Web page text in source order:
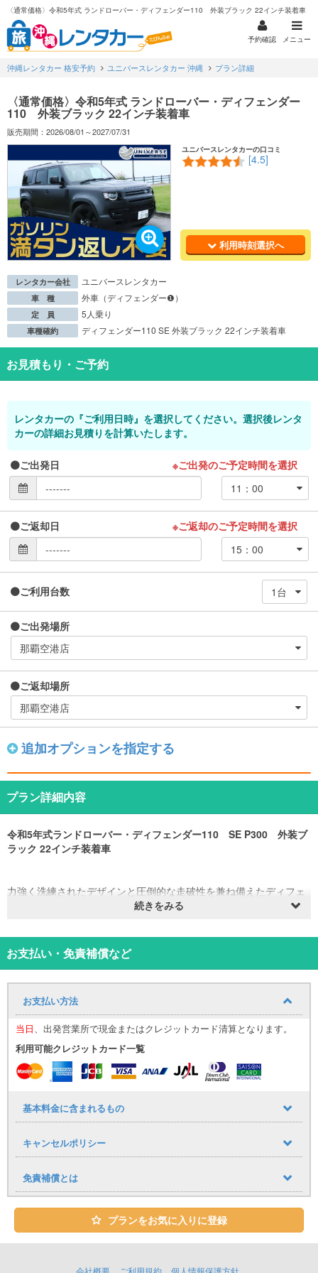
〈通常価格〉令和5年式 ランドローバー・ディフェンダー110 外装ブラック 22インチ装着車
予約確認 メニュー
沖縄レンタカー 格安予約 ユニバースレンタカー 沖縄 プラン詳細
〈通常価格〉令和5年式 ランドローバー・ディフェンダー
110 外装ブラック 22インチ装着車
販売期間：2026/08/01～2027/07/31
ユニバースレンタカーの口コミ
[4.5]
利用時刻選択へ
レンタカー会社 ユニバースレンタカー
車 種 外車（ディフェンダー❶）
定 員 5人乗り
車種確約 ディフェンダー110 SE 外装ブラック 22インチ装着車
お見積もり・ご予約
レンタカーの『ご利用日時』を選択してください。選択後レンタ
カーの詳細お見積りを計算いたします。
ご出発日 ※ご出発のご予定時間を選択
ご返却日 ※ご返却のご予定時間を選択
ご利用台数
ご出発場所
ご返却場所
追加オプションを指定する
プラン詳細内容
令和5年式ランドローバー・ディフェンダー110 SE P300 外装ブ
ラック 22インチ装着車
力強く洗練されたデザインと圧倒的な走破性を兼ね備えたディフェ
快適な乗り心地でインテリアも上質なため乗る人すべてを特別な気
分にさせてくれます
ユニバースレンタカーの高品質な車・サービスでストレスフリーで
快適な旅を♪
心のこもったおもてなしで、お客様をお迎え致します。
★ユニバースレンタカーをご利用のお客様への嬉しいサービス
・ETC、カーナビ、全車標準装備！
那覇空港到着しましたら出口１番を出てタクシーで店舗までお越し
空港から店舗までの直送のみ料金をお支払致します。
※領収書の提出が必要となります。
レンタカーご予約１台につきタクシー１台分返金（５名様以上の場
合はジャンボタクシーをご利用ください。）
※那覇空港にはジャンボタクシー乗り場がございます。当日ジャンボ
タクシーに空車がない場合は店舗までご連絡ください。
続きをみる
お支払い・免責補償など
お支払い方法
当日、出発営業所で現金またはクレジットカード清算となります。
利用可能クレジットカード一覧
基本料金に含まれるもの
キャンセルポリシー
免責補償とは
プランをお気に入りに登録
会社概要 ご利用規約 個人情報保護方針